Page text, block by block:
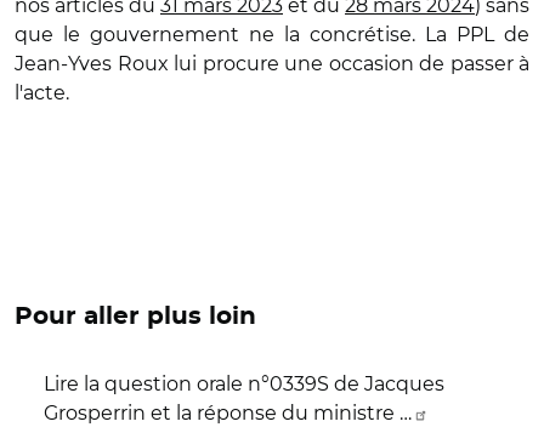
nos articles du 31 mars 2023 et du 28 mars 2024) sans
que le gouvernement ne la concrétise. La PPL de
Jean-Yves Roux lui procure une occasion de passer à
l'acte.
Pour aller plus loin
Lire la question orale n°0339S de Jacques
Grosperrin et la réponse du ministre …